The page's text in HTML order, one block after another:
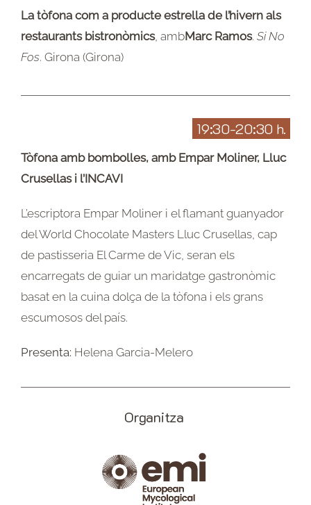
La tòfona com a producte estrella de l’hivern als
restaurants bistronòmics, ambMarc Ramos. Si No
Fos. Girona (Girona)
19:30-20:30 h.
Tòfona amb bombolles, amb Empar Moliner, Lluc
Crusellas i l’INCAVI
L’escriptora Empar Moliner i el flamant guanyador
del World Chocolate Masters Lluc Crusellas, cap
de pastisseria El Carme de Vic, seran els
encarregats de guiar un maridatge gastronòmic
basat en la cuina dolça de la tòfona i els grans
escumosos del país.
Presenta: Helena Garcia-Melero
Organitza